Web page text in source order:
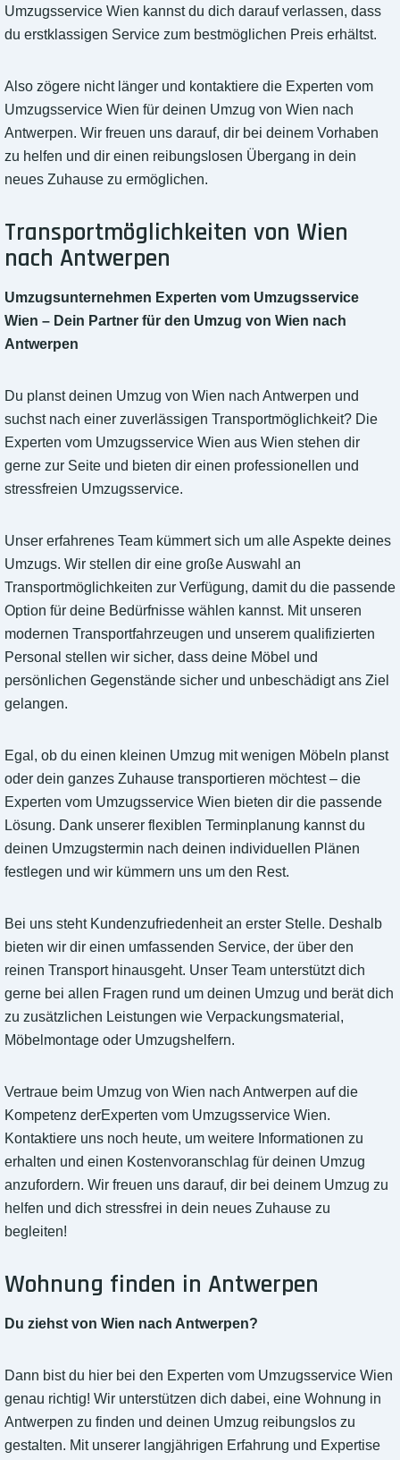
Umzugsservice Wien kannst du dich darauf verlassen, dass
du erstklassigen Service zum bestmöglichen Preis erhältst.
Also zögere nicht länger und kontaktiere die Experten vom
Umzugsservice Wien für deinen Umzug von Wien nach
Antwerpen. Wir freuen uns darauf, dir bei deinem Vorhaben
zu helfen und dir einen reibungslosen Übergang in dein
neues Zuhause zu ermöglichen.
Transportmöglichkeiten von Wien
nach Antwerpen
Umzugsunternehmen Experten vom Umzugsservice
Wien – Dein Partner für den Umzug von Wien nach
Antwerpen
Du planst deinen Umzug von Wien nach Antwerpen und
suchst nach einer zuverlässigen Transportmöglichkeit? Die
Experten vom Umzugsservice Wien aus Wien stehen dir
gerne zur Seite und bieten dir einen professionellen und
stressfreien Umzugsservice.
Unser erfahrenes Team kümmert sich um alle Aspekte deines
Umzugs. Wir stellen dir eine große Auswahl an
Transportmöglichkeiten zur Verfügung, damit du die passende
Option für deine Bedürfnisse wählen kannst. Mit unseren
modernen Transportfahrzeugen und unserem qualifizierten
Personal stellen wir sicher, dass deine Möbel und
persönlichen Gegenstände sicher und unbeschädigt ans Ziel
gelangen.
Egal, ob du einen kleinen Umzug mit wenigen Möbeln planst
oder dein ganzes Zuhause transportieren möchtest – die
Experten vom Umzugsservice Wien bieten dir die passende
Lösung. Dank unserer flexiblen Terminplanung kannst du
deinen Umzugstermin nach deinen individuellen Plänen
festlegen und wir kümmern uns um den Rest.
Bei uns steht Kundenzufriedenheit an erster Stelle. Deshalb
bieten wir dir einen umfassenden Service, der über den
reinen Transport hinausgeht. Unser Team unterstützt dich
gerne bei allen Fragen rund um deinen Umzug und berät dich
zu zusätzlichen Leistungen wie Verpackungsmaterial,
Möbelmontage oder Umzugshelfern.
Vertraue beim Umzug von Wien nach Antwerpen auf die
Kompetenz derExperten vom Umzugsservice Wien.
Kontaktiere uns noch heute, um weitere Informationen zu
erhalten und einen Kostenvoranschlag für deinen Umzug
anzufordern. Wir freuen uns darauf, dir bei deinem Umzug zu
helfen und dich stressfrei in dein neues Zuhause zu
begleiten!
Wohnung finden in Antwerpen
Du ziehst von Wien nach Antwerpen?
Dann bist du hier bei den Experten vom Umzugsservice Wien
genau richtig! Wir unterstützen dich dabei, eine Wohnung in
Antwerpen zu finden und deinen Umzug reibungslos zu
gestalten. Mit unserer langjährigen Erfahrung und Expertise